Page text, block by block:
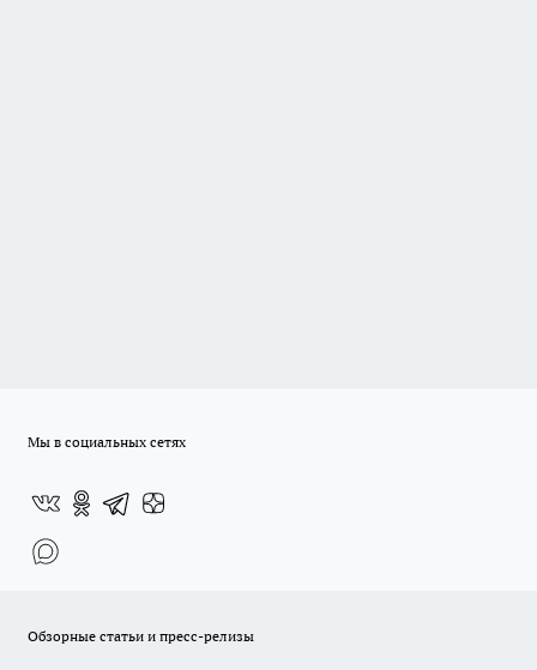
Мы в социальных сетях
Обзорные статьи и пресс-релизы